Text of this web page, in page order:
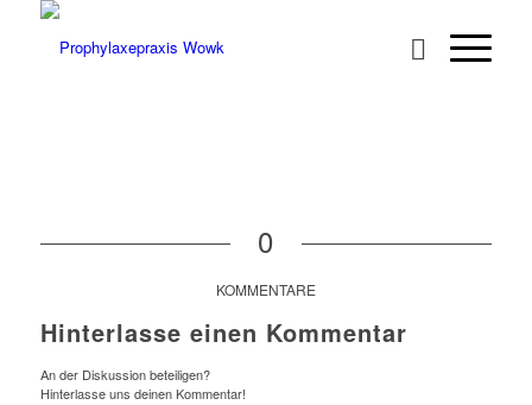
0
KOMMENTARE
Hinterlasse einen Kommentar
An der Diskussion beteiligen?
Hinterlasse uns deinen Kommentar!